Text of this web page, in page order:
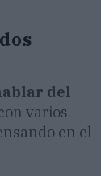
del
varios
en el